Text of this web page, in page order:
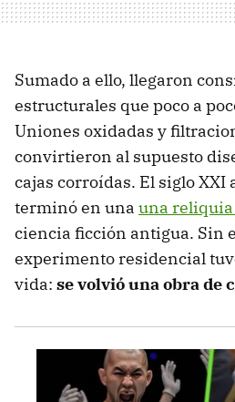
Sumado a ello, llegaron
estructurales que poco a
Uniones oxidadas y
convirtieron al supuesto
cajas corroídas. El siglo XXI
terminó en una una
ciencia ficción antigua. Sin
experimento residencial
vida: se volvióunaobra de